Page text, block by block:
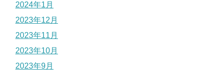
2024年1月
2023年12月
2023年11月
2023年10月
2023年9月